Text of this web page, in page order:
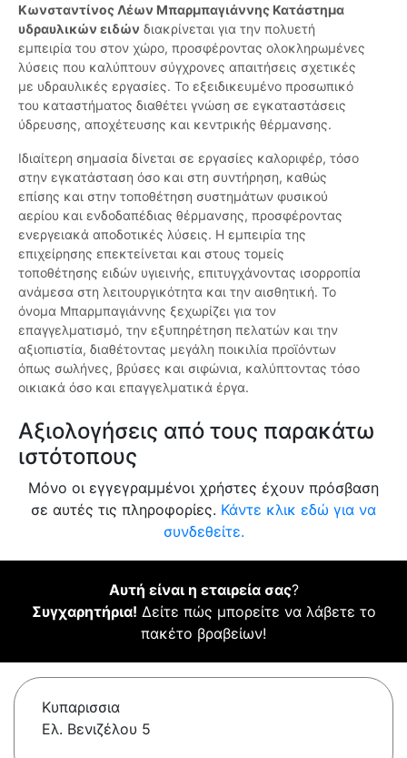
Κωνσταντίνος Λέων Μπαρμπαγιάννης Κατάστημα
υδραυλικών ειδών διακρίνεται για την πολυετή
εμπειρία του στον χώρο, προσφέροντας ολοκληρωμένες
λύσεις που καλύπτουν σύγχρονες απαιτήσεις σχετικές
με υδραυλικές εργασίες. Το εξειδικευμένο προσωπικό
του καταστήματος διαθέτει γνώση σε εγκαταστάσεις
ύδρευσης, αποχέτευσης και κεντρικής θέρμανσης.
Ιδιαίτερη σημασία δίνεται σε εργασίες καλοριφέρ, τόσο
στην εγκατάσταση όσο και στη συντήρηση, καθώς
επίσης και στην τοποθέτηση συστημάτων φυσικού
αερίου και ενδοδαπέδιας θέρμανσης, προσφέροντας
ενεργειακά αποδοτικές λύσεις. Η εμπειρία της
επιχείρησης επεκτείνεται και στους τομείς
τοποθέτησης ειδών υγιεινής, επιτυγχάνοντας ισορροπία
ανάμεσα στη λειτουργικότητα και την αισθητική. Το
όνομα Μπαρμπαγιάννης ξεχωρίζει για τον
επαγγελματισμό, την εξυπηρέτηση πελατών και την
αξιοπιστία, διαθέτοντας μεγάλη ποικιλία προϊόντων
όπως σωλήνες, βρύσες και σιφώνια, καλύπτοντας τόσο
οικιακά όσο και επαγγελματικά έργα.
Αξιολογήσεις από τους παρακάτω
ιστότοπους
Μόνο οι εγγεγραμμένοι χρήστες έχουν πρόσβαση
σε αυτές τις πληροφορίες. Κάντε κλικ εδώ για να
συνδεθείτε.
Αυτή είναι η εταιρεία σας?
Συγχαρητήρια! Δείτε πώς μπορείτε να λάβετε το
πακέτο βραβείων!
Κυπαρισσια
Ελ. Βενιζέλου 5